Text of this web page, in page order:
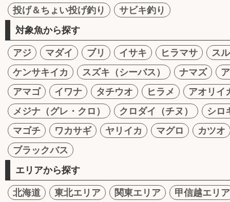
投げ＆ちょい投げ釣り
サビキ釣り
対象魚から探す
アジ マダイ ブリ イサキ ヒラマサ
ス
ケンサキイカ
スズキ（シーバス） ナマズ
アマゴ
イワナ タチウオ ヒラメ
アオリイ
メジナ（グレ・クロ）
クロダイ（チヌ）
シロ
マゴチ
ワカサギ ヤリイカ マグロ
カツオ
ブラックバス
エリアから探す
北海道 東北エリア 関東エリア
甲信越エリア